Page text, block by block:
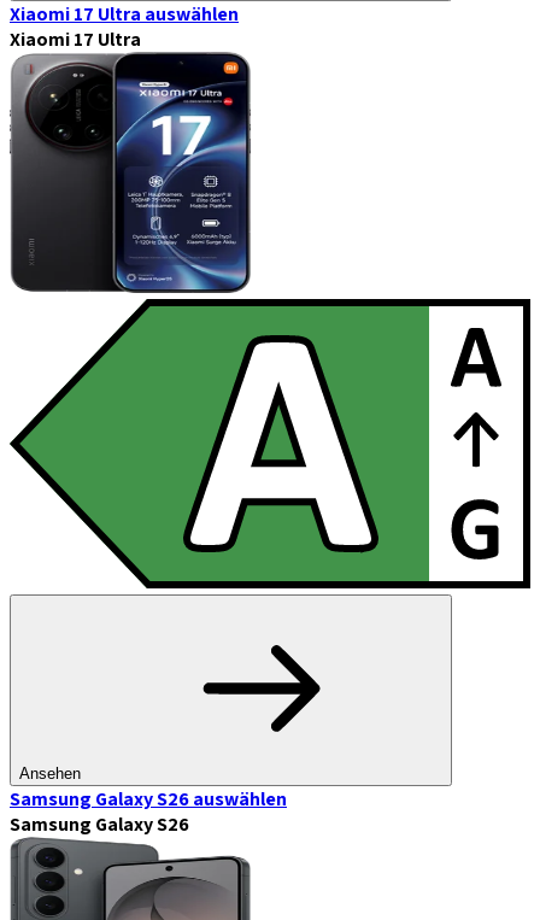
Xiaomi 17 Ultra auswählen
Xiaomi 17 Ultra
Ansehen
Samsung Galaxy S26auswählen
Samsung Galaxy S26